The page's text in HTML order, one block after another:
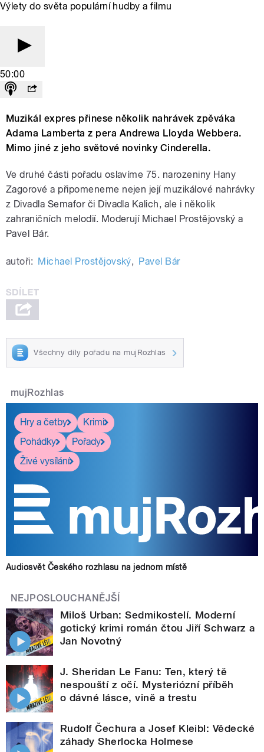
Výlety do světa populární hudby a filmu
50:00
Muzikál expres přinese několik nahrávek zpěváka
Adama Lamberta z pera Andrewa Lloyda Webbera.
Mimo jiné z jeho světové novinky Cinderella.
Ve druhé části pořadu oslavíme 75. narozeniny Hany
Zagorové a připomeneme nejen její muzikálové nahrávky
z Divadla Semafor či Divadla Kalich, ale i několik
zahraničních melodií. Moderují Michael Prostějovský a
Pavel Bár.
autoři: Michael Prostějovský, Pavel Bár
Všechny díly pořadu na mujRozhlas
mujRozhlas
Hry a četby
Krimi
Pohádky
Pořady
Živé vysílání
Audiosvět Českého rozhlasu na jednom místě
NEJPOSLOUCHANĚJŠÍ
Miloš Urban: Sedmikostelí. Moderní
gotický krimi román čtou Jiří Schwarz a
Jan Novotný
J. Sheridan Le Fanu: Ten, který tě
nespouští z očí. Mysteriózní příběh
o dávné lásce, vině a trestu
Rudolf Čechura a Josef Kleibl: Vědecké
záhady Sherlocka Holmese